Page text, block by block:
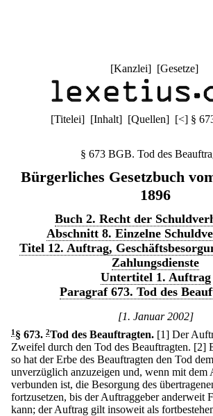
[Kanzlei] [Gesetze]
[Titelei] [Inhalt] [Quellen] [<] §
§ 673 BGB. Tod des
Bürgerliches Gesetzbuch
1896
Buch 2. Recht der
Abschnitt 8. Einzelne
Titel 12. Auftrag,
Zahlungsdienste
Untertitel 1. Auftrag
Paragraf 673. Tod des
[1. Januar 2002]
1 § 673. 2Tod des Beauftragten. [1] Der
Zweifel durch den Tod des Beauftragten. [2]
so hat der Erbe des Beauftragten den Tod
unverzüglich anzuzeigen und, wenn mit dem
verbunden ist, die Besorgung des
fortzusetzen, bis der Auftraggeber anderweit
kann; der Auftrag gilt insoweit als